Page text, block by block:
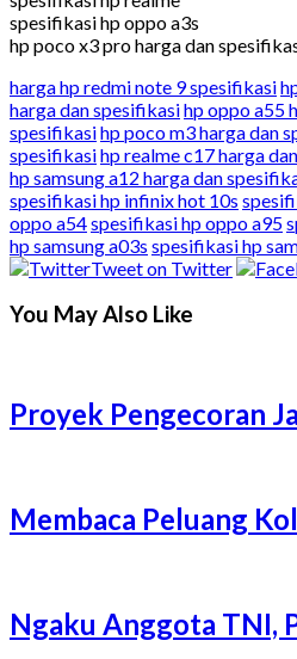
spesifikasi hp oppo a3s
hp poco x3 pro harga dan
harga hp redmi note 9 spesifikasi
harga dan spesifikasihp oppo a55
spesifikasihp poco m3 harga dan
spesifikasihp realme c17 harga
hp samsung a12 harga dan
spesifikasi hp infinix hot 10s
oppo a54spesifikasi hp oppo a95
hp samsung a03s spesifikasi hp
Tweet on Twitter
You May Also Like
Proyek Pengecoran
Membaca Peluang
Ngaku Anggota TNI,